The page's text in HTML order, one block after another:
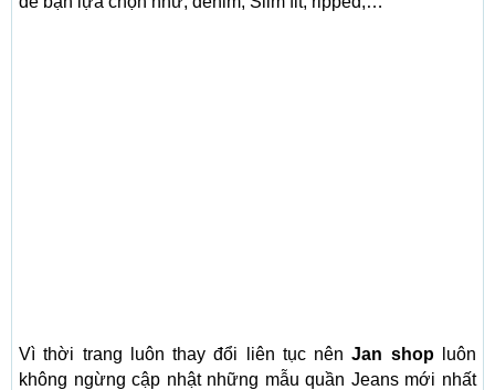
Vì thời trang luôn thay đổi liên tục nênJan shopluôn
không ngừng cập nhật những mẫu quần Jeans mới nhất